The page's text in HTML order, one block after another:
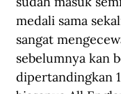
medali sama
sangat
sebelumnya kan
dipertandingkan